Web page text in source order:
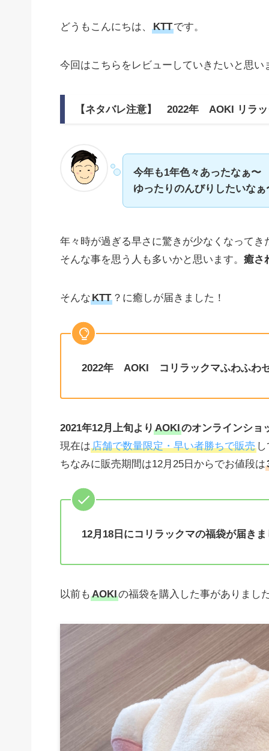
どうもこんにちは、 KTTです。
今回はこちらをレビューしていきたいと思い
【ネタバレ注意】 2022年 AOKI リラ
今年も1年色々あったなぁ〜
ゆったりのんびりしたいなぁ
年々時が過ぎる早さに驚きが少なくなってき
そんな事を思う人も多いかと思います。 癒さ
そんなKTT ？に癒しが届きました！
2022年 AOKI コリラックマふわふわ
2021年12月上旬より AOKIのオンラインショ
現在は店舗で数量限定・早い者勝ちで販売
ちなみに販売期間は12月25日からでお値段は
12月18日にコリラックマの福袋が届き
以前も AOKIの福袋を購入した事がありまし